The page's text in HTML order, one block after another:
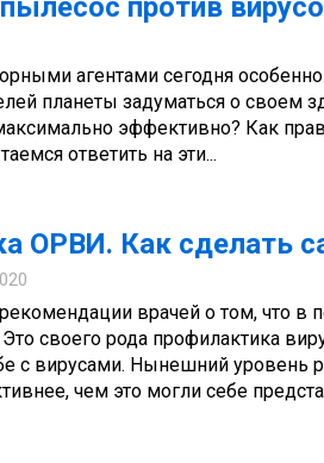
против
агентами сегодня
планеты задуматься о
эффективно? Как
ответить на эти...
ОРВИ. Как сделать
врачей о том, что в
своего рода профилактика
с вирусами. Нынешний уровень
чем это могли себе